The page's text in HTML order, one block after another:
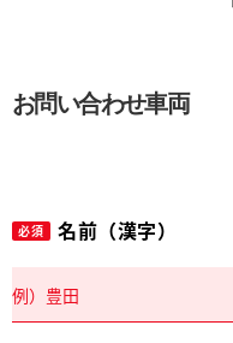
お問い合わせ車両
必須 名前（漢字）